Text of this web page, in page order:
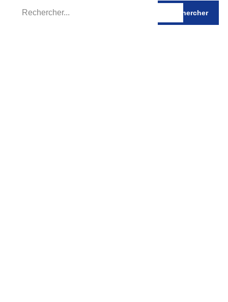
Rechercher